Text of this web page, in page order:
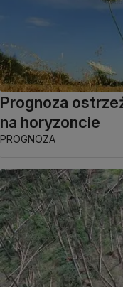
Prognoza
na horyzoncie
PROGNOZA